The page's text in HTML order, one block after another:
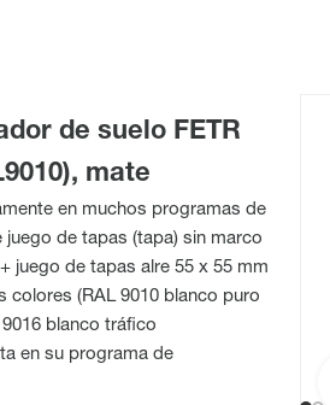
de suelo FETR
mate
en muchos programas de
de tapas (tapa) sin marco
juego de tapas alre 55 x 55 mm
colores (RAL 9010 blanco puro
blanco tráfico
en su programa de